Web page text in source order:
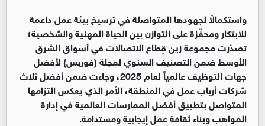
واستكمالاً لجهودها المتواصلة في ترسيخ بيئة عمل داعمة
للابتكار ومحفّزة على التوازن بين الحياة المهنية والشخصية؛
تصدّرت مجموعة زين قِطاع الاتصالات في أسواق الشرق
الأوسط ضمن التصنيف السنوي لمجلة (فوربس) لأفضل
جهات التوظيف عالمياً لعام 2025، وجاءت ضمن أفضل ثلاث
شركات أرباب عمل في المنطقة، الأمر الذي يعكس التزامها
المتواصل بتطبيق أفضل الممارسات العالمية في إدارة
المواهب وبناء ثقافة عمل إيجابية ومستدامة.